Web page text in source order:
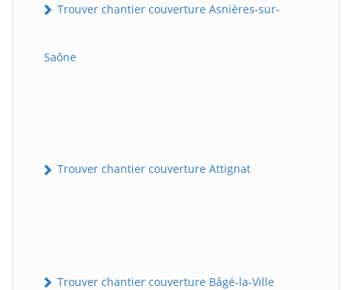
Trouver chantier couverture Asnières-sur-
Saône
Trouver chantier couverture Attignat
Trouver chantier couverture Bâgé-la-Ville